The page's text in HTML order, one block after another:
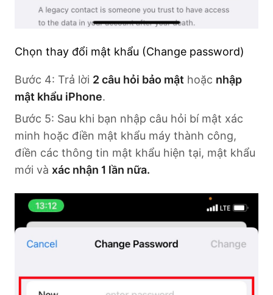
Chọn thay đổi mật khẩu (Change password)
Bước 4: Trả lời 2 câu hỏi bảo mật hoặc nhập
mật khẩu iPhone.
Bước 5: Sau khi bạn nhập câu hỏi bí mật xác
minh hoặc điền mật khẩu máy thành công,
điền các thông tin mật khẩu hiện tại, mật khẩu
mới và xác nhận 1 lần nữa.